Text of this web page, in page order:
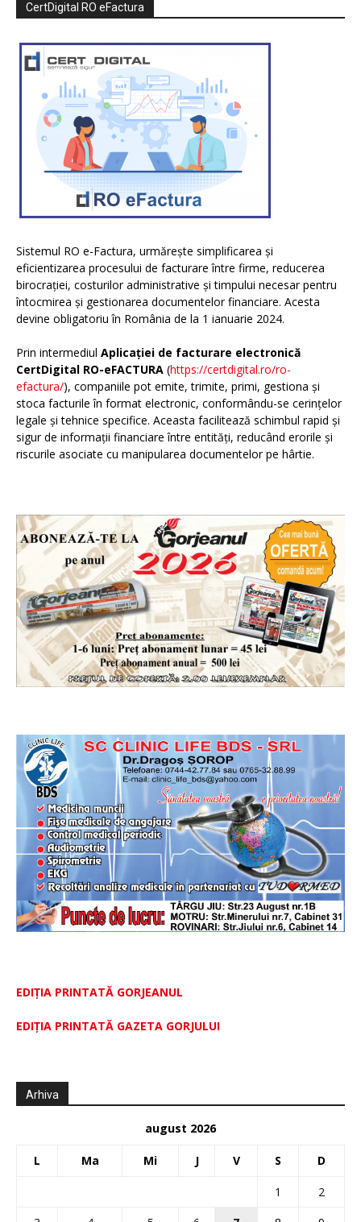
CertDigital RO eFactura
Sistemul RO e-Factura, urmărește simplificarea și
eficientizarea procesului de facturare între firme, reducerea
birocrației, costurilor administrative și timpului necesar pentru
întocmirea și gestionarea documentelor financiare. Acesta
devine obligatoriu în România de la 1 ianuarie 2024.
Prin intermediul Aplicației de facturare electronică
CertDigital RO-eFACTURA (https://certdigital.ro/ro-
efactura/), companiile pot emite, trimite, primi, gestiona și
stoca facturile în format electronic, conformându-se cerințelor
legale și tehnice specifice. Aceasta facilitează schimbul rapid și
sigur de informații financiare între entități, reducând erorile și
riscurile asociate cu manipularea documentelor pe hârtie.
EDIȚIA PRINTATĂ GORJEANUL
EDIŢIA PRINTATĂ GAZETA GORJULUI
Arhiva
august 2026
L Ma Mi J V S D
1
2